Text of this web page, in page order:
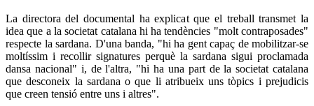
La directora del documental ha explicat que el treball transmet la
idea que a la societat catalana hi ha tendències "molt contraposades"
respecte la sardana. D'una banda, "hi ha gent capaç de mobilitzar-se
moltíssim i recollir signatures perquè la sardana sigui proclamada
dansa nacional" i, de l'altra, "hi ha una part de la societat catalana
que desconeix la sardana o que li atribueix uns tòpics i prejudicis
que creen tensió entre uns i altres".